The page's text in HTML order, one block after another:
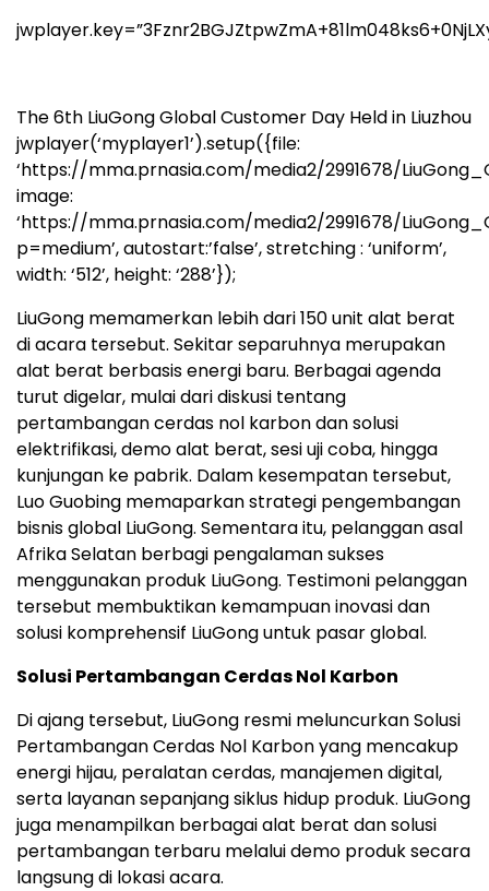
The 6th LiuGong Global Customer Day Held in Liuzhou
jwplayer(‘myplayer1’).setup({file:
‘https://mma.prnasia.com/media2/2991678/
image:
‘https://mma.prnasia.com/media2/2991678/
p=medium’, autostart:’false’, stretching : ‘uniform’,
width: ‘512’, height: ‘288’});
LiuGong memamerkan lebih dari 150 unit alat berat
di acara tersebut. Sekitar separuhnya merupakan
alat berat berbasis energi baru. Berbagai agenda
turut digelar, mulai dari diskusi tentang
pertambangan cerdas nol karbon dan solusi
elektrifikasi, demo alat berat, sesi uji coba, hingga
kunjungan ke pabrik. Dalam kesempatan tersebut,
Luo Guobing memaparkan strategi pengembangan
bisnis global LiuGong. Sementara itu, pelanggan asal
Afrika Selatan berbagi pengalaman sukses
menggunakan produk LiuGong. Testimoni pelanggan
tersebut membuktikan kemampuan inovasi dan
solusi komprehensif LiuGong untuk pasar global.
Solusi Pertambangan Cerdas Nol Karbon
Di ajang tersebut, LiuGong resmi meluncurkan Solusi
Pertambangan Cerdas Nol Karbon yang mencakup
energi hijau, peralatan cerdas, manajemen digital,
serta layanan sepanjang siklus hidup produk. LiuGong
juga menampilkan berbagai alat berat dan solusi
pertambangan terbaru melalui demo produk secara
langsung di lokasi acara.